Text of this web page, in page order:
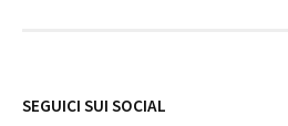
SEGUICI SUI SOCIAL